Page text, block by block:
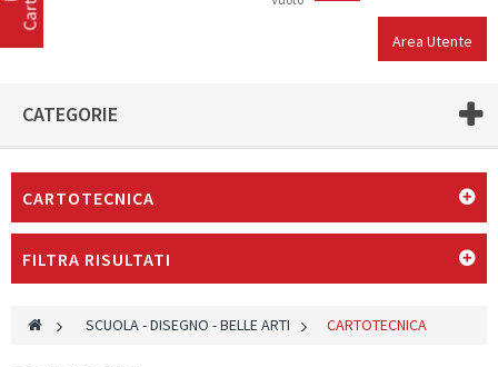
Area Utente
CATEGORIE
CARTOTECNICA
FILTRA RISULTATI
> SCUOLA - DISEGNO - BELLE ARTI > CARTOTECNICA